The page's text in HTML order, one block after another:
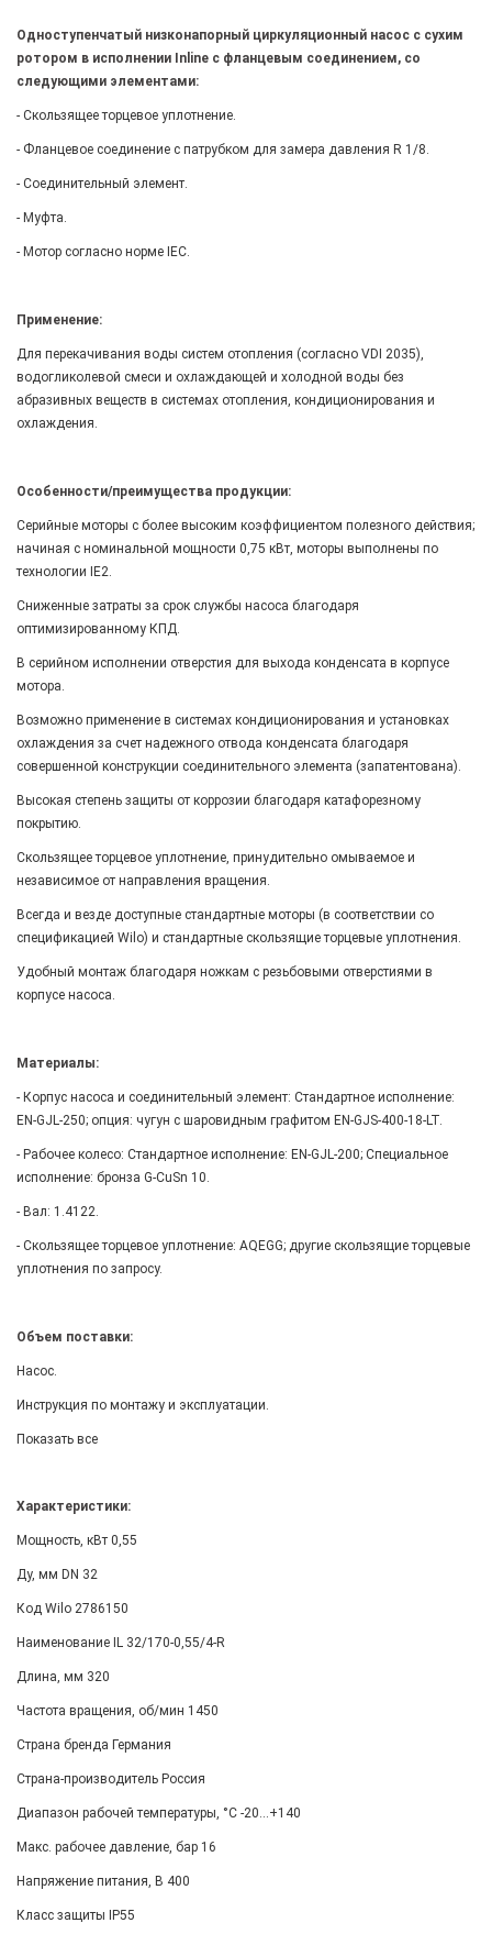
Одноступенчатый низконапорный циркуляционный насос с сухим
ротором в исполнении Inline с фланцевым соединением, со
следующими элементами:
- Скользящее торцевое уплотнение.
- Фланцевое соединение с патрубком для замера давления R 1/8.
- Соединительный элемент.
- Муфта.
- Мотор согласно норме IEC.
Применение:
Для перекачивания воды систем отопления (согласно VDI 2035),
водогликолевой смеси и охлаждающей и холодной воды без
абразивных веществ в системах отопления, кондиционирования и
охлаждения.
Особенности/преимущества продукции:
Серийные моторы с более высоким коэффициентом полезного действия;
начиная с номинальной мощности 0,75 кВт, моторы выполнены по
технологии IE2.
Сниженные затраты за срок службы насоса благодаря
оптимизированному КПД.
В серийном исполнении отверстия для выхода конденсата в корпусе
мотора.
Возможно применение в системах кондиционирования и установках
охлаждения за счет надежного отвода конденсата благодаря
совершенной конструкции соединительного элемента (запатентована).
Высокая степень защиты от коррозии благодаря катафорезному
покрытию.
Скользящее торцевое уплотнение, принудительно омываемое и
независимое от направления вращения.
Всегда и везде доступные стандартные моторы (в соответствии со
спецификацией Wilo) и стандартные скользящие торцевые уплотнения.
Удобный монтаж благодаря ножкам с резьбовыми отверстиями в
корпусе насоса.
Материалы:
- Корпус насоса и соединительный элемент: Стандартное исполнение:
EN-GJL-250; опция: чугун с шаровидным графитом EN-GJS-400-18-LT.
- Рабочее колесо: Стандартное исполнение: EN-GJL-200; Специальное
исполнение: бронза G-CuSn 10.
- Вал: 1.4122.
- Скользящее торцевое уплотнение: AQEGG; другие скользящие торцевые
уплотнения по запросу.
Объем поставки:
Насос.
Инструкция по монтажу и эксплуатации.
Показать все
Характеристики:
Мощность, кВт 0,55
Ду, мм DN 32
Код Wilo 2786150
Наименование IL 32/170-0,55/4-R
Длина, мм 320
Частота вращения, об/мин 1450
Страна бренда Германия
Страна-производитель Россия
Диапазон рабочей температуры, °С -20...+140
Макс. рабочее давление, бар 16
Напряжение питания, В 400
Класс защиты IP55